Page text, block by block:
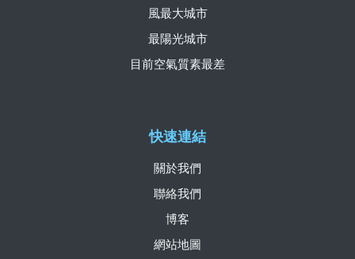
快速連結
關於我們
聯絡我們
博客
網站地圖
風最大城市
最陽光城市
目前空氣質素最差